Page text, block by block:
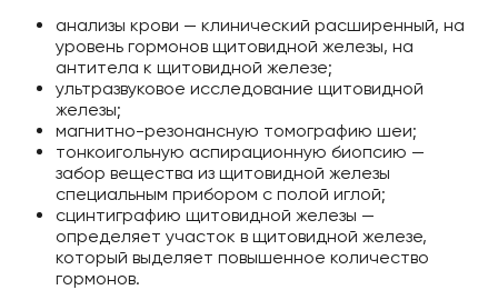
анализы крови — клинический расширенный, на
уровень гормонов щитовидной железы, на
антитела к щитовидной железе;
ультразвуковое исследование щитовидной
железы;
магнитно-резонансную томографию шеи;
тонкоигольную аспирационную биопсию —
забор вещества из щитовидной железы
специальным прибором с полой иглой;
сцинтиграфию щитовидной железы —
определяет участок в щитовидной железе,
который выделяет повышенное количество
гормонов.